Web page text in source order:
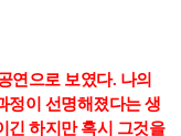
연으로 보였다. 나의
정이 선명해졌다는 생
긴 하지만 혹시 그것을